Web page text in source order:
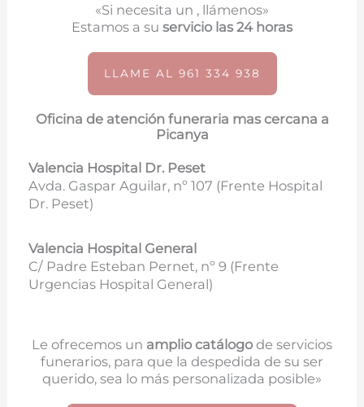
«Si necesita un , llámenos»
Estamos a su servicio las 24 horas
LLAME AL 961 334 938
Oficina de atención funeraria mas cercana a
Picanya
Valencia Hospital Dr. Peset
Avda. Gaspar Aguilar, nº 107 (Frente Hospital
Dr. Peset)
Valencia Hospital General
C/ Padre Esteban Pernet, nº 9 (Frente
Urgencias Hospital General)
Le ofrecemos un amplio catálogo de servicios
funerarios, para que la despedida de su ser
querido, sea lo más personalizada posible»